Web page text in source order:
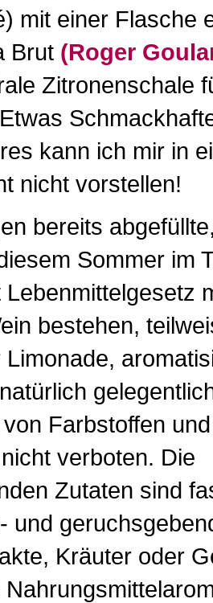
mit einer Flasche
Brut (Roger
Zitronenschale
kann ich mir in
nicht vorstellen!
bereits
Sommer im
Lebenmittelgesetz
bestehen,
Farbstoffen
verboten. Die
Zutaten sind
und
Kräuter oder